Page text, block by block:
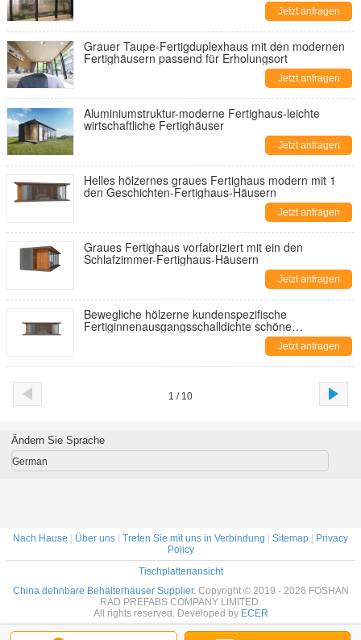
Jetzt anfragen
Grauer Taupe-Fertigduplexhaus mit den modernen
Fertighäusern passend für Erholungsort
Jetzt anfragen
Aluminiumstruktur-moderne Fertighaus-leichte
wirtschaftliche Fertighäuser
Jetzt anfragen
Helles hölzernes graues Fertighaus modern mit 1
den Geschichten-Fertighaus-Häusern
Jetzt anfragen
Graues Fertighaus vorfabriziert mit ein den
Schlafzimmer-Fertighaus-Häusern
Jetzt anfragen
Bewegliche hölzerne kundenspezifische
Fertiginnenausgangsschalldichte schöne
Jetzt anfragen
1 / 10
Ändern Sie Sprache
German
Nach Hause Über uns Treten Sie mit uns in Verbindung Sitemap
Privacy
Policy
Tischplattenansicht
China dehnbare Behälterhäuser Supplier. Copyright © 2019 - 2026 FOSHAN
RAD PREFABS COMPANY LIMITED.
All rights reserved. Developed by ECER